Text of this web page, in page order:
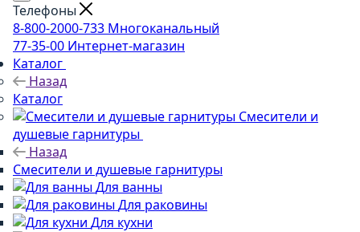
Телефоны
8-800-2000-733 Многоканальный
77-35-00 Интернет-магазин
Каталог
Назад
Каталог
Смесители и
душевые гарнитуры
Назад
Смесители и душевые гарнитуры
Для ванны
Для раковины
Для кухни